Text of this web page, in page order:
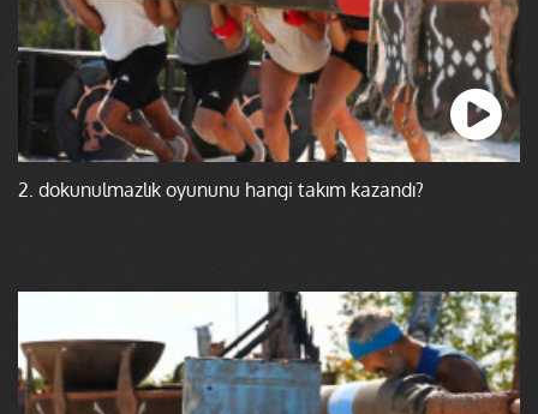
2. dokunulmazlık oyununu hangi takım kazandı?